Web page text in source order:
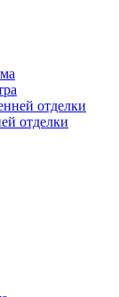
отделки
отделки